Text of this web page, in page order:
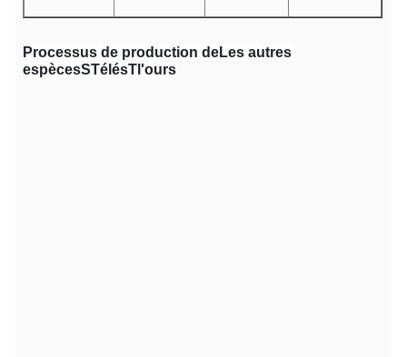
Processus de production deLes autres
espècesSTélésT l'ours